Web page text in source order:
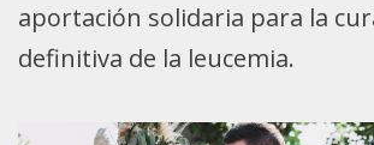
aportación solidaria para la
definitiva de la leucemia.